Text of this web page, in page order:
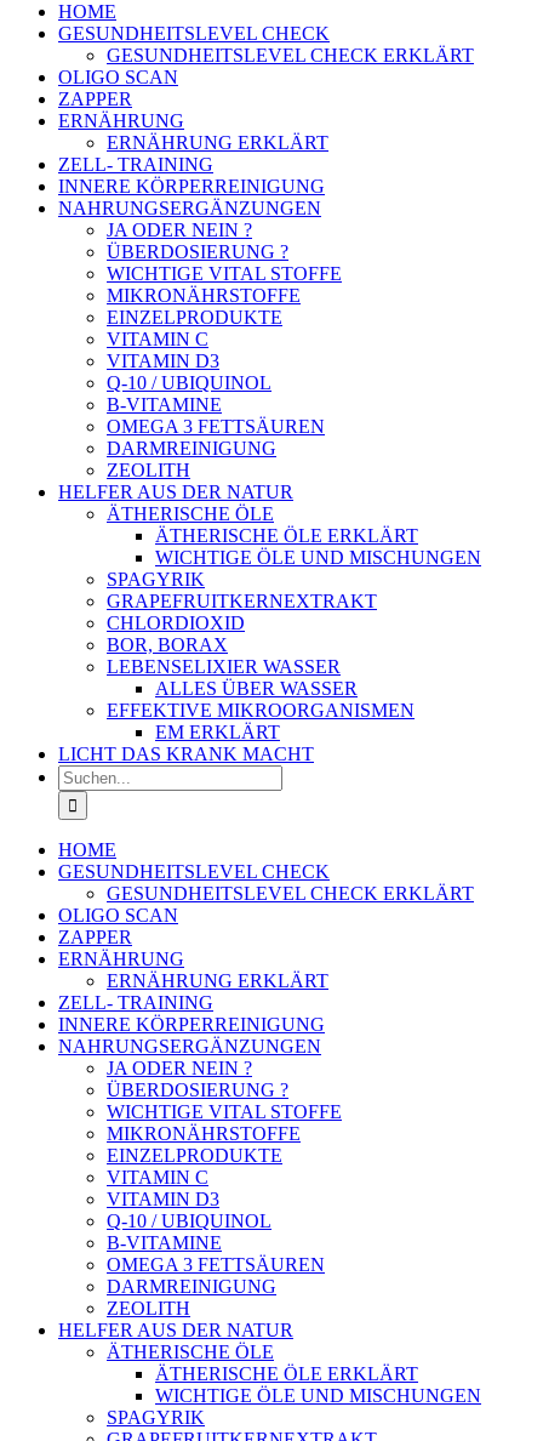
HOME
GESUNDHEITSLEVEL CHECK
GESUNDHEITSLEVEL CHECK ERKLÄRT
OLIGO SCAN
ZAPPER
ERNÄHRUNG
ERNÄHRUNG ERKLÄRT
ZELL- TRAINING
INNERE KÖRPERREINIGUNG
NAHRUNGSERGÄNZUNGEN
JA ODER NEIN ?
ÜBERDOSIERUNG ?
WICHTIGE VITAL STOFFE
MIKRONÄHRSTOFFE
EINZELPRODUKTE
VITAMIN C
VITAMIN D3
Q-10 / UBIQUINOL
B-VITAMINE
OMEGA 3 FETTSÄUREN
DARMREINIGUNG
ZEOLITH
HELFER AUS DER NATUR
ÄTHERISCHE ÖLE
ÄTHERISCHE ÖLE ERKLÄRT
WICHTIGE ÖLE UND MISCHUNGEN
SPAGYRIK
GRAPEFRUITKERNEXTRAKT
CHLORDIOXID
BOR, BORAX
LEBENSELIXIER WASSER
ALLES ÜBER WASSER
EFFEKTIVE MIKROORGANISMEN
EM ERKLÄRT
LICHT DAS KRANK MACHT
Suche
nach:
HOME
GESUNDHEITSLEVEL CHECK
GESUNDHEITSLEVEL CHECK ERKLÄRT
OLIGO SCAN
ZAPPER
ERNÄHRUNG
ERNÄHRUNG ERKLÄRT
ZELL- TRAINING
INNERE KÖRPERREINIGUNG
NAHRUNGSERGÄNZUNGEN
JA ODER NEIN ?
ÜBERDOSIERUNG ?
WICHTIGE VITAL STOFFE
MIKRONÄHRSTOFFE
EINZELPRODUKTE
VITAMIN C
VITAMIN D3
Q-10 / UBIQUINOL
B-VITAMINE
OMEGA 3 FETTSÄUREN
DARMREINIGUNG
ZEOLITH
HELFER AUS DER NATUR
ÄTHERISCHE ÖLE
ÄTHERISCHE ÖLE ERKLÄRT
WICHTIGE ÖLE UND MISCHUNGEN
SPAGYRIK